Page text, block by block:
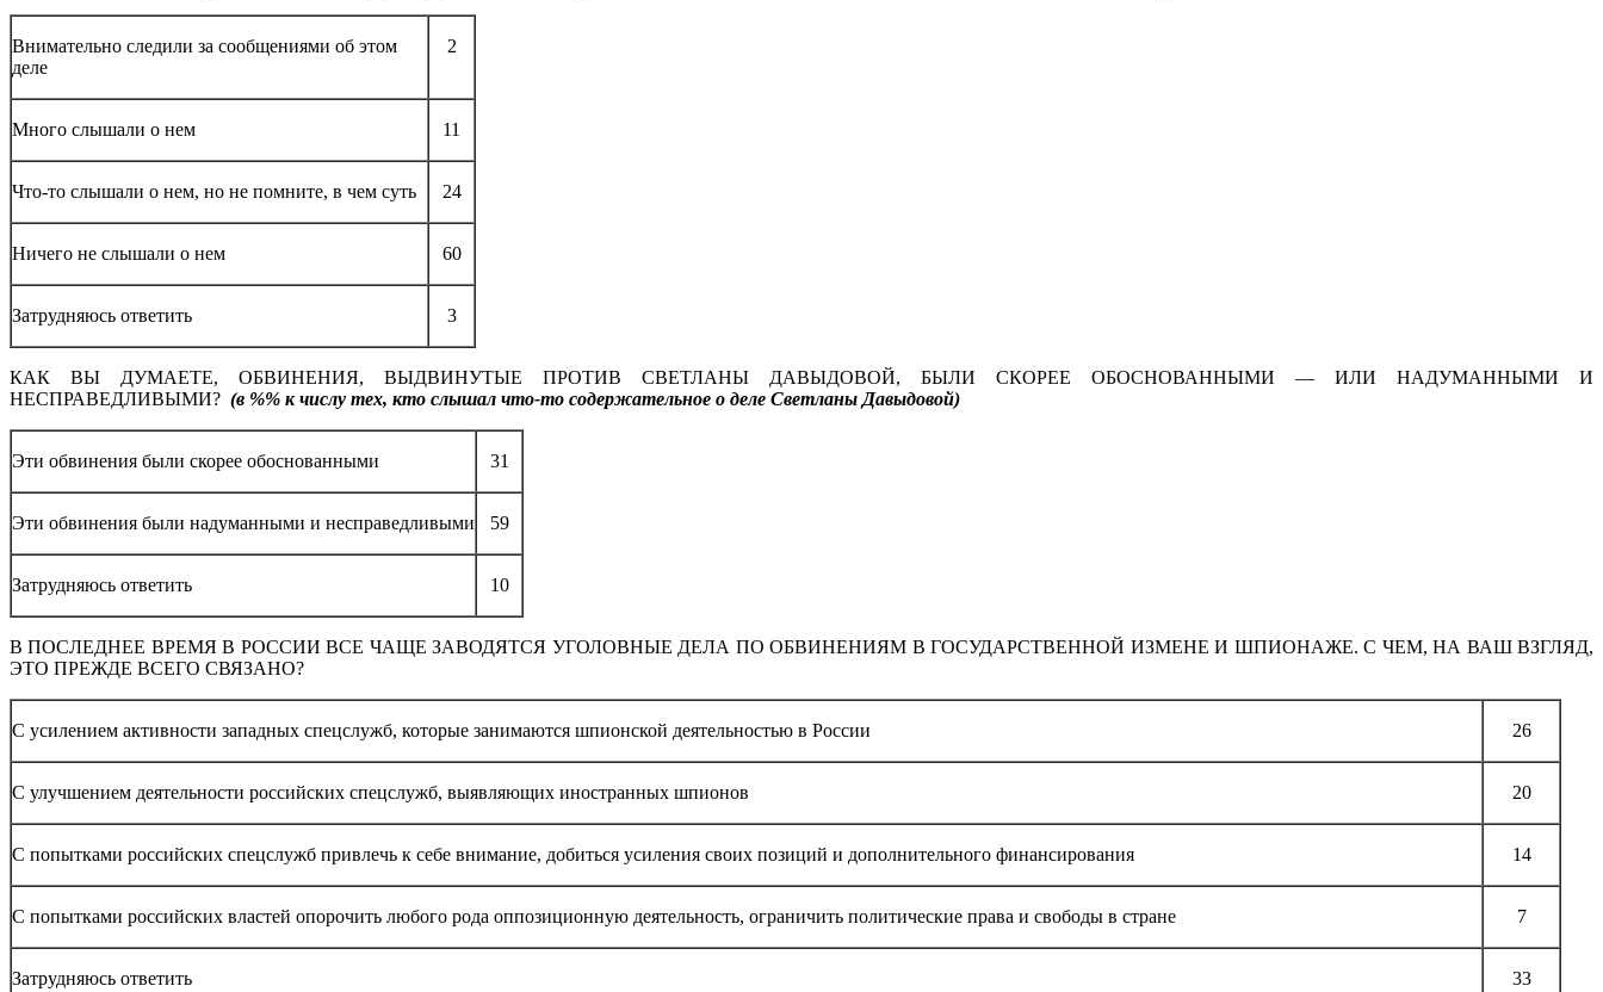
Внимательно следили за сообщениями об этом
деле
2
Много слышали о нем 11
Что-то слышали о нем, но не помните, в чем суть 24
Ничего не слышали о нем 60
Затрудняюсь ответить 3
КАК ВЫ ДУМАЕТЕ, ОБВИНЕНИЯ, ВЫДВИНУТЫЕ ПРОТИВ СВЕТЛАНЫ ДАВЫДОВОЙ, БЫЛИ СКОРЕЕ ОБОСНОВАННЫМИ — ИЛИ НАДУМАННЫМИ И
НЕСПРАВЕДЛИВЫМИ? (в %% к числу тех, кто слышал что-то содержательное о деле Светланы Давыдовой)
Эти обвинения были скорее обоснованными 31
Эти обвинения были надуманными и несправедливыми 59
Затрудняюсь ответить 10
В ПОСЛЕДНЕЕ ВРЕМЯ В РОССИИ ВСЕ ЧАЩЕ ЗАВОДЯТСЯ УГОЛОВНЫЕ ДЕЛА ПО ОБВИНЕНИЯМ В ГОСУДАРСТВЕННОЙ ИЗМЕНЕ И ШПИОНАЖЕ. С ЧЕМ, НА ВАШ ВЗГЛЯД,
ЭТО ПРЕЖДЕ ВСЕГО СВЯЗАНО?
С усилением активности западных спецслужб, которые занимаются шпионской деятельностью в России 26
С улучшением деятельности российских спецслужб, выявляющих иностранных шпионов 20
С попытками российских спецслужб привлечь к себе внимание, добиться усиления своих позиций и дополнительного финансирования 14
С попытками российских властей опорочить любого рода оппозиционную деятельность, ограничить политические права и свободы в стране 7
Затрудняюсь ответить 33